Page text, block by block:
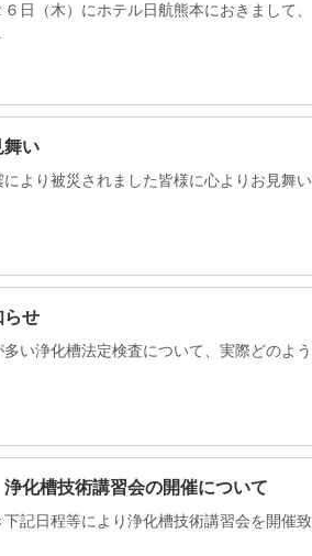
６日（木）にホテル日航熊本におきまし
舞い
により被災されました皆様に心よりお見舞
らせ
多い浄化槽法定検査について、実際どのよ
化槽技術講習会の開催について
下記日程等により浄化槽技術講習会を開催